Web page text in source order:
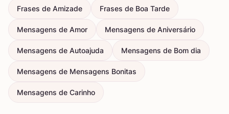
Frases de Amizade Frases de Boa Tarde
Mensagens de Amor Mensagens de Aniversário
Mensagens de Autoajuda Mensagens de Bom dia
Mensagens de Mensagens Bonitas
Mensagens de Carinho